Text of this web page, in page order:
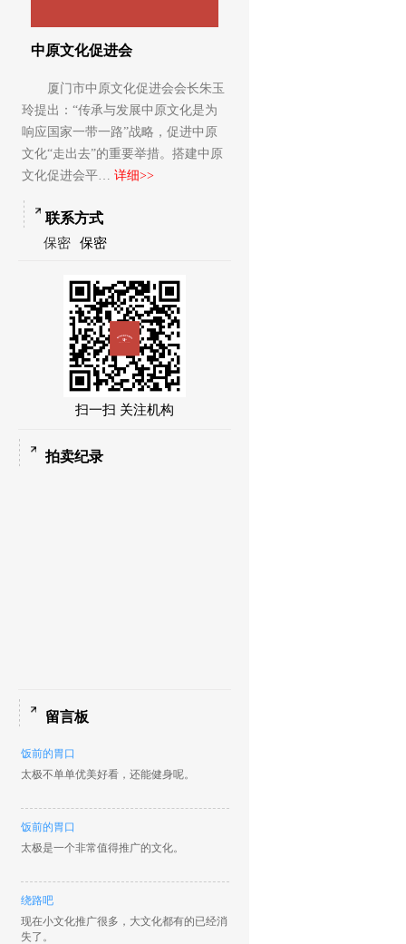
中原文化促进会
厦门市中原文化促进会会长朱玉
玲提出：“传承与发展中原文化是为
响应国家一带一路”战略，促进中原
文化“走出去”的重要举措。搭建中原
文化促进会平… 详细>>
联系方式
保密 保密
扫一扫 关注机构
拍卖纪录
留言板
饭前的胃口
太极不单单优美好看，还能健身呢。
饭前的胃口
太极是一个非常值得推广的文化。
绕路吧
现在小文化推广很多，大文化都有的已经消
失了。